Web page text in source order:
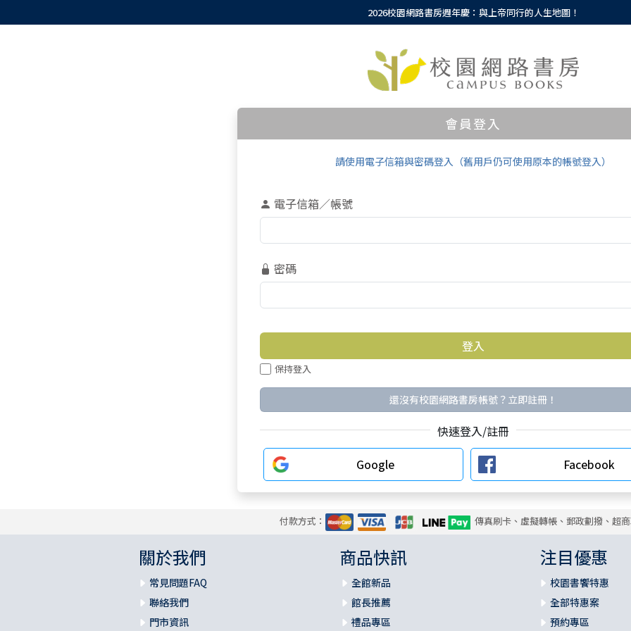
2026校園網路書房週年慶：與上帝同行的人生地圖！
會員登入
請使用電子信箱與密碼登入（舊用戶仍可使用原本的帳號登入）
電子信箱／帳號
密碼
保持登入
還沒有校園網路書房帳號？立即註冊！
快速登入/註冊
Google
Facebook
付款方式： 傳真刷卡、虛擬轉帳、郵政劃撥、超
關於我們
常見問題FAQ
聯絡我們
門市資訊
商品快訊
全館新品
館長推薦
禮品專區
注目優惠
校園書饗特惠
全部特惠案
預約專區